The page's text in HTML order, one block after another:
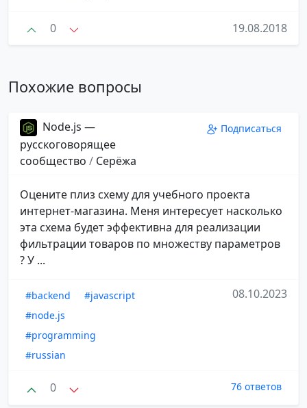
0 19.08.2018
Похожие вопросы
Node.js —
русскоговорящее
сообщество / Серёжа
Подписаться
Оцените плиз схему для учебного проекта
интернет-магазина. Меня интересует насколько
эта схема будет эффективна для реализации
фильтрации товаров по множеству параметров
? У ...
#backend
#javascript
#node.js
#programming
#russian
08.10.2023
0 76 ответов